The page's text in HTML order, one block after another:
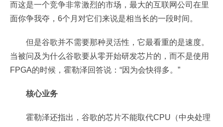
而这是一个竞争非常激烈的市场，最大的互联网公司在里
面你争我夺，6个月对它们来说是相当长的一段时间。
但是谷歌并不需要那种灵活性，它最看重的是速度。
当被问及为什么谷歌要从零开始研发芯片的，而不是使用
FPGA的时候，霍勒泽回答说：“因为会快得多。”
核心业务
霍勒泽还指出，谷歌的芯片不能取代CPU（中央处理